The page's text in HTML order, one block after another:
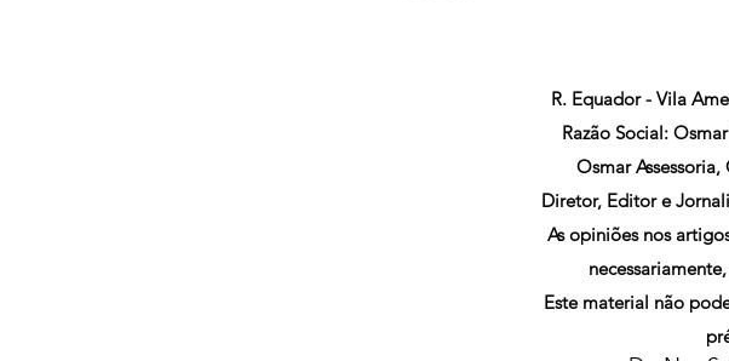
R. Equador - Vila
Razão Social:
Osmar
Diretor, Editor e
As opiniões nos
Este material não